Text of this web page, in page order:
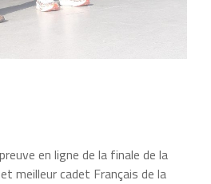
en ligne de la finale de la
meilleur cadet Français de la